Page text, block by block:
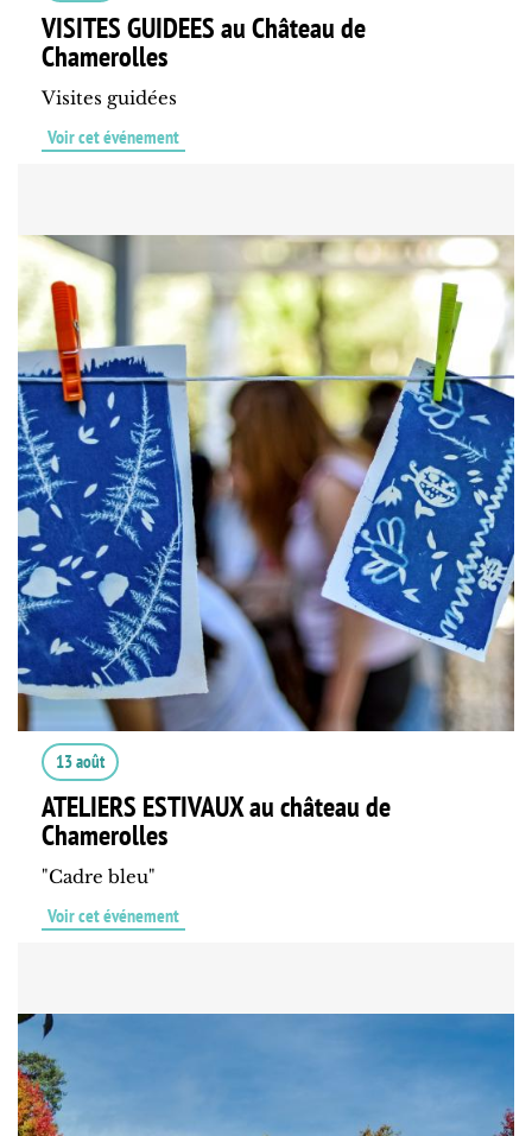
VISITES GUIDEES au Château de
Chamerolles
Visites guidées
Voir cet événement
13 août
ATELIERS ESTIVAUX au château de
Chamerolles
"Cadre bleu"
Voir cet événement